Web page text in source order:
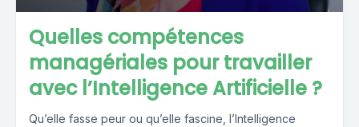
Quelles compétences
managériales pour travailler
avec l’Intelligence Artificielle ?
Qu’elle fasse peur ou qu’elle fascine, l’Intelligence